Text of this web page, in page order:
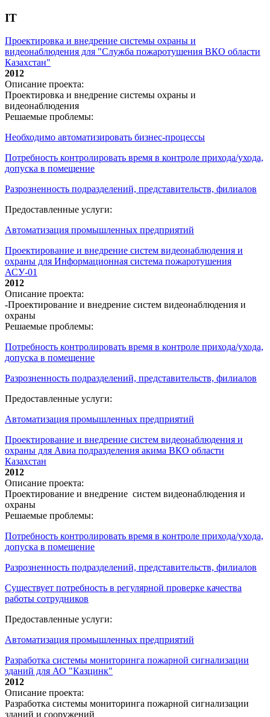
IT
Проектировка и внедрение системы охраны и
видеонаблюдения для "Служба пожаротушения ВКО области
Казахстан"
2012
Описание проекта:
Проектировка и внедрение системы охраны и
видеонаблюдения
Решаемые проблемы:
Необходимо автоматизировать бизнес-процессы
Потребность контролировать время в контроле прихода/ухода,
допуска в помещение
Разрозненность подразделений, представительств, филиалов
Предоставленные услуги:
Автоматизация промышленных предприятий
Проектирование и внедрение систем видеонаблюдения и
охраны для Информационная система пожаротушения
АСУ-01
2012
Описание проекта:
-Проектирование и внедрение систем видеонаблюдения и
охраны
Решаемые проблемы:
Потребность контролировать время в контроле прихода/ухода,
допуска в помещение
Разрозненность подразделений, представительств, филиалов
Предоставленные услуги:
Автоматизация промышленных предприятий
Проектирование и внедрение систем видеонаблюдения и
охраны для Авиа подразделения акима ВКО области
Казахстан
2012
Описание проекта:
Проектирование и внедрение систем видеонаблюдения и
охраны
Решаемые проблемы:
Потребность контролировать время в контроле прихода/ухода,
допуска в помещение
Разрозненность подразделений, представительств, филиалов
Существует потребность в регулярной проверке качества
работы сотрудников
Предоставленные услуги:
Автоматизация промышленных предприятий
Разработка системы мониторинга пожарной сигнализации
зданий для АО "Казцинк"
2012
Описание проекта:
Разработка системы мониторинга пожарной сигнализации
зданий и сооружений